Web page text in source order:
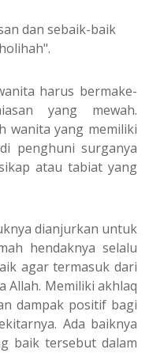
dan sebaik-baik
harus bermake-
yang mewah.
wanita yang memiliki
penghuni surganya
atau tabiat yang
dianjurkan untuk
hendaknya selalu
agar termasuk dari
Allah. Memiliki akhlaq
dampak positif bagi
Ada baiknya
baik tersebut dalam